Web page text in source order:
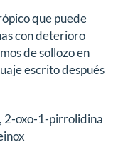
que puede
con deterioro
de sollozo en
escrito después
2-oxo-1-pirrolidina